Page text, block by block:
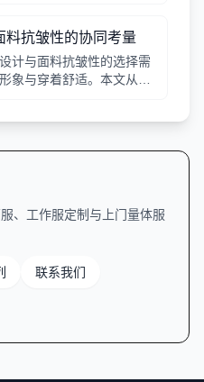
料抗皱性的协同考量
计与面料抗皱性的选择需
象与穿着舒适。本文从领
、工作服定制与上门量体服
联系我们